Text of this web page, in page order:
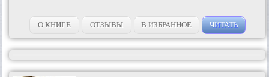
О КНИГЕ ОТЗЫВЫ В ИЗБРАННОЕ ЧИТАТЬ